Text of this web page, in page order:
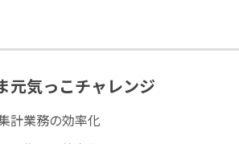
元気っこチャレンジ
計業務の効率化